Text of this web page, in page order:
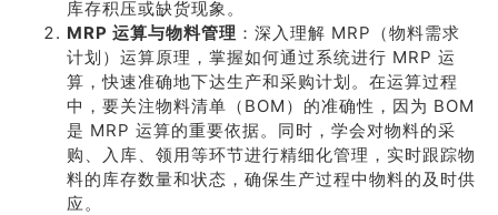
库存积压或缺货现象。
MRP 运算与物料管理 ：深入理解 MRP（物料需求
计划）运算原理，掌握如何通过系统进行 MRP 运
算，快速准确地下达生产和采购计划。在运算过程
中，要关注物料清单（BOM）的准确性，因为 BOM
是 MRP 运算的重要依据。同时，学会对物料的采
购、入库、领用等环节进行精细化管理，实时跟踪物
料的库存数量和状态，确保生产过程中物料的及时供
应。